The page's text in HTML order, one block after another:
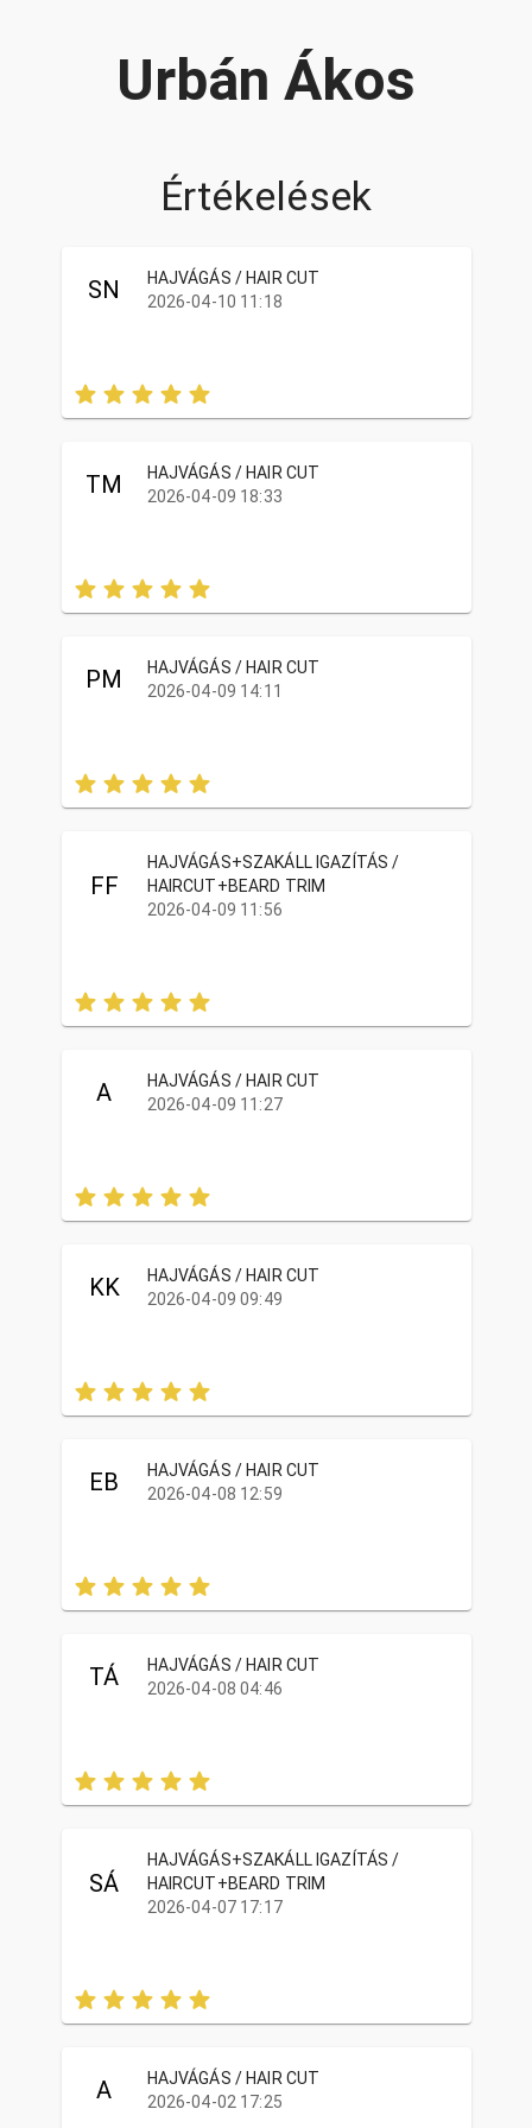
Urbán Ákos
Értékelések
SN
HAJVÁGÁS / HAIR CUT
2026-04-10 11:18
TM
HAJVÁGÁS / HAIR CUT
2026-04-09 18:33
PM
HAJVÁGÁS / HAIR CUT
2026-04-09 14:11
FF
HAJVÁGÁS+SZAKÁLL IGAZÍTÁS /
HAIRCUT+BEARD TRIM
2026-04-09 11:56
A
HAJVÁGÁS / HAIR CUT
2026-04-09 11:27
KK
HAJVÁGÁS / HAIR CUT
2026-04-09 09:49
EB
HAJVÁGÁS / HAIR CUT
2026-04-08 12:59
TÁ
HAJVÁGÁS / HAIR CUT
2026-04-08 04:46
SÁ
HAJVÁGÁS+SZAKÁLL IGAZÍTÁS /
HAIRCUT+BEARD TRIM
2026-04-07 17:17
A
HAJVÁGÁS / HAIR CUT
2026-04-02 17:25